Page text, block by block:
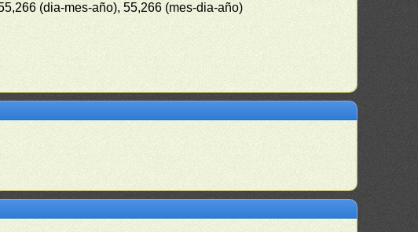
(dia-mes-año), 55,266 (mes-dia-año)